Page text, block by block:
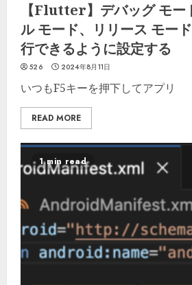
【Flutter】デバッグ モー
ル モード、リリース モー
行できるように設定する
526 2024年8月11日
いつもF5キーを押下してアプリ
READ MORE
1 min read